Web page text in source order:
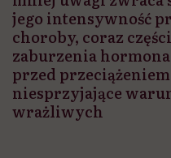
jego intensywność
choroby, coraz
zaburzenia
przed
niesprzyjające
wrażliwych